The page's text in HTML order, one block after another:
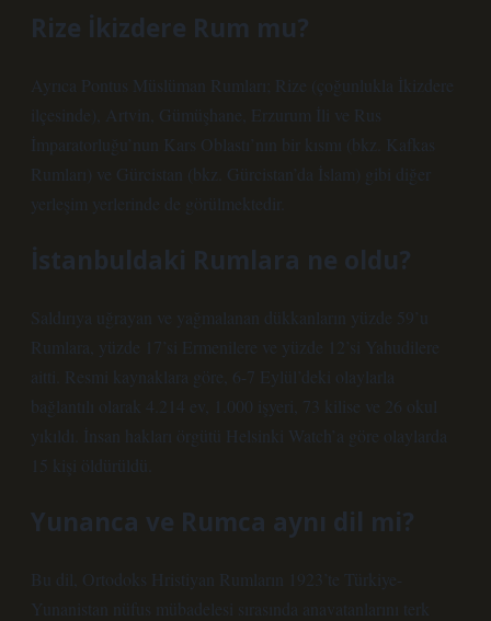
Rize İkizdere Rum mu?
Ayrıca Pontus Müslüman Rumları; Rize (çoğunlukla İkizdere
ilçesinde), Artvin, Gümüşhane, Erzurum İli ve Rus
İmparatorluğu’nun Kars Oblastı’nın bir kısmı (bkz. Kafkas
Rumları) ve Gürcistan (bkz. Gürcistan’da İslam) gibi diğer
yerleşim yerlerinde de görülmektedir.
İstanbuldaki Rumlara ne oldu?
Saldırıya uğrayan ve yağmalanan dükkanların yüzde 59’u
Rumlara, yüzde 17’si Ermenilere ve yüzde 12’si Yahudilere
aitti. Resmi kaynaklara göre, 6-7 Eylül’deki olaylarla
bağlantılı olarak 4.214 ev, 1.000 işyeri, 73 kilise ve 26 okul
yıkıldı. İnsan hakları örgütü Helsinki Watch’a göre olaylarda
15 kişi öldürüldü.
Yunanca ve Rumca aynı dil mi?
Bu dil, Ortodoks Hristiyan Rumların 1923’te Türkiye-
Yunanistan nüfus mübadelesi sırasında anavatanlarını terk